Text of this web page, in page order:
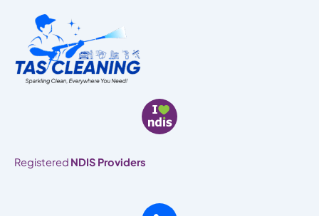
content
Registered NDIS Providers